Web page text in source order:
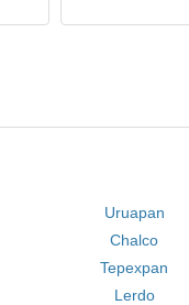
Uruapan
Chalco
Tepexpan
Lerdo